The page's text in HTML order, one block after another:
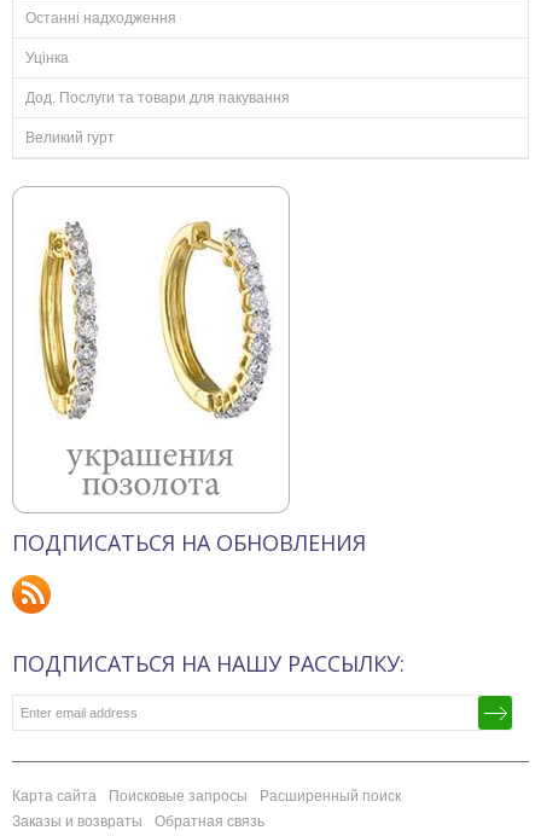
Останні надходження
Уцінка
Дод. Послуги та товари для пакування
Великий гурт
ПОДПИСАТЬСЯ НА ОБНОВЛЕНИЯ
ПОДПИСАТЬСЯ НА НАШУ РАССЫЛКУ:
Карта сайта Поисковые запросы
Расширенный поиск
Заказы и возвраты
Обратная связь